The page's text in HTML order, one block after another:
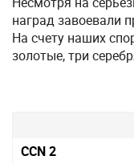
наград завоевали
На счету наших
золотые, три
CCN 2